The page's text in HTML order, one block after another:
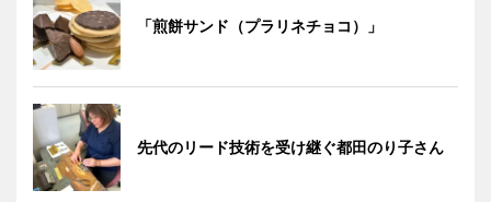
「煎餅サンド（プラリネチョコ）」
先代のリード技術を受け継ぐ都田のり子さん